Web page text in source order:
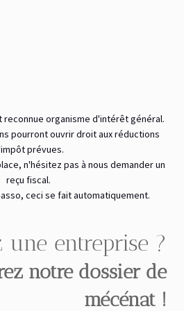
reconnue organisme d'intérêt général.
pourront ouvrir droit aux réductions
prévues.
n'hésitez pas à nous demander un
reçu fiscal.
ceci se fait automatiquement.
une entreprise ?
notre dossier de
mécénat !